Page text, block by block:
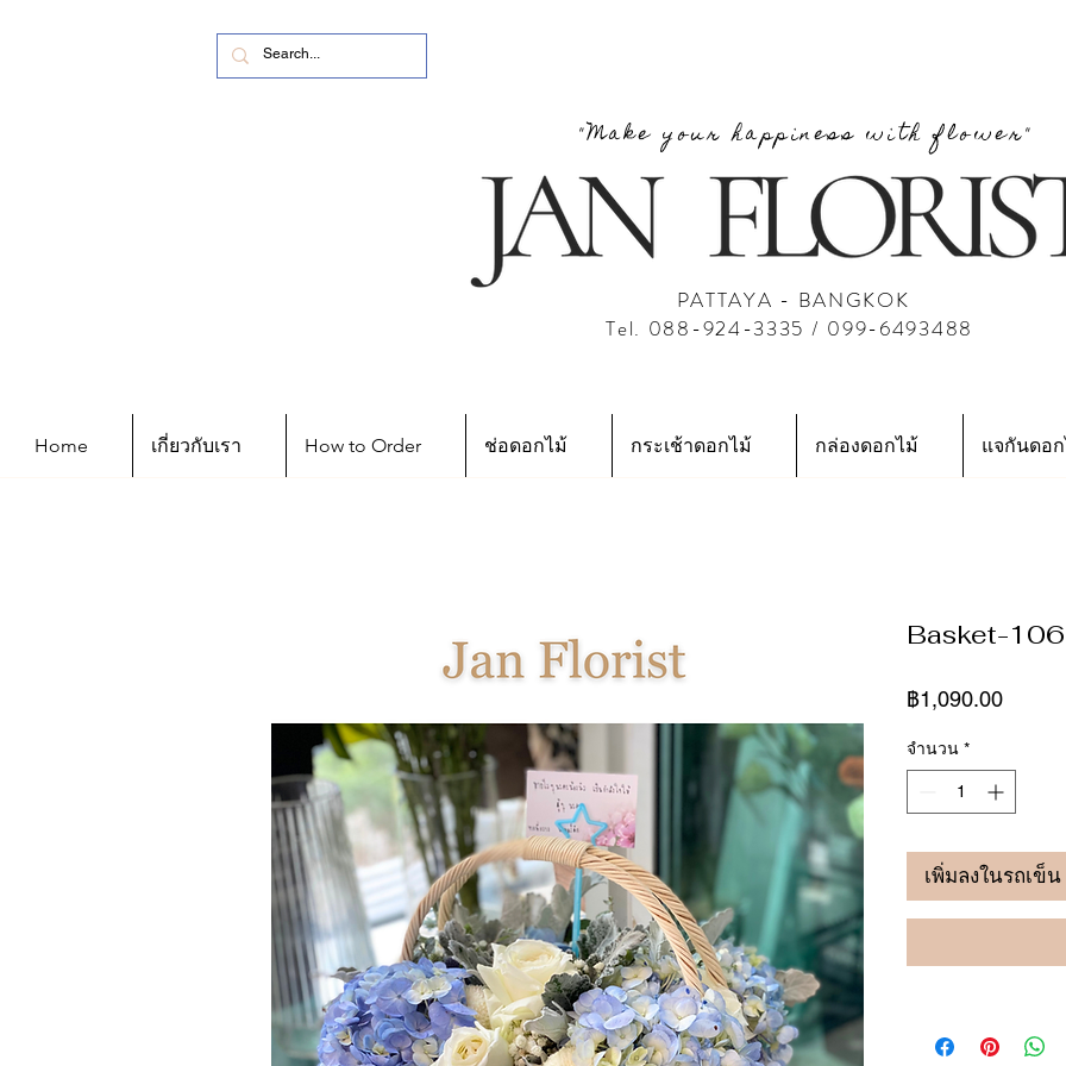
"Make your happiness with flower"
PATTAYA - BANGKOK
Tel. 088-924-3335 / 099-6493488
Home เกี่ยวกับเรา How to Order ช่อดอกไม้ กระเช้าดอกไม้ กล่องดอกไม้ แจกันดอ
Basket-106
฿1,090.00ราคา
จำนวน *
เพิ่มลงในรถเข็น